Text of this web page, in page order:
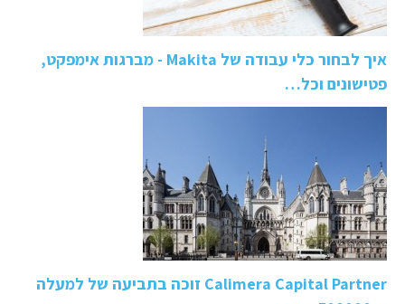
איך לבחור כלי עבודה של Makita - מברגות אימפקט,
פטישונים וכל…
Calimera Capital Partner זוכה בתביעה של למעלה